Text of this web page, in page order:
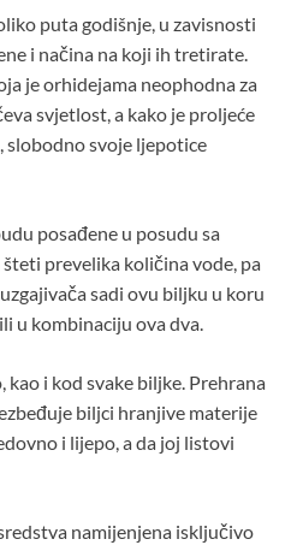
puta godišnje, u zavisnosti
i načina na koji ih tretirate.
je orhidejama neophodna za
svjetlost, a kako je proljeće
slobodno svoje ljepotice
posađene u posudu sa
prevelika količina vode, pa
sadi ovu biljku u koru
u kombinaciju ova dva.
kao i kod svake biljke. Prehrana
biljci hranjive materije
i lijepo, a da joj listovi
namijenjena isključivo